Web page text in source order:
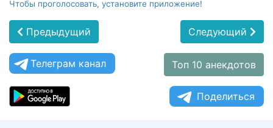
Чтобы проголосовать, установите приложение!
Предыдущий Следующий
Телеграм канал Топ 10 анекдотов
Поделиться